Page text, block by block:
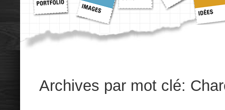
Archives par mot clé: